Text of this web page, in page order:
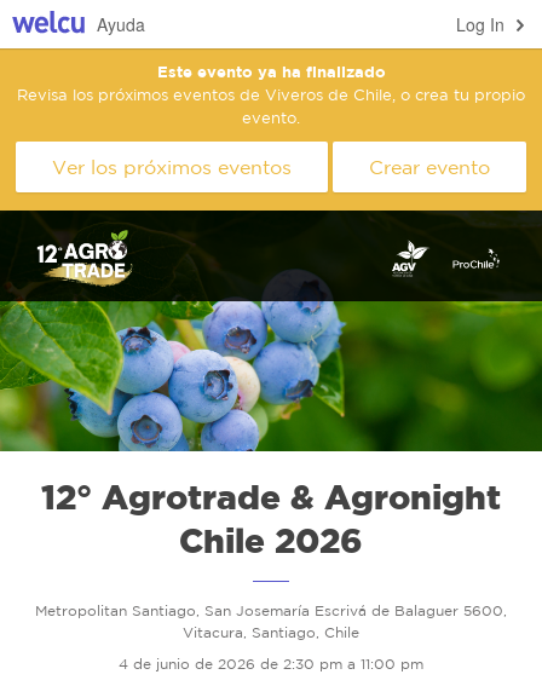
Log In
Ayuda
Este evento ya ha finalizado
Revisa los próximos eventos de Viveros de Chile, o crea tu propio
evento.
Ver los próximos eventos Crear evento
12° Agrotrade & Agronight
Chile 2026
Metropolitan Santiago, San Josemaría Escrivá de Balaguer 5600,
Vitacura, Santiago, Chile
4 de junio de 2026 de 2:30 pm a 11:00 pm